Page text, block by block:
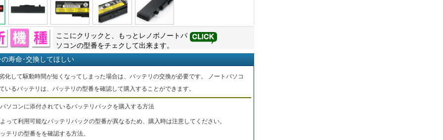
ここにクリックと、もっと レノボ ノートパ
ソコンの型番をチェクして出来ます。
寿命･交換してほしい
化して駆動時間が短くなってしまった場合は、バッテリの交換が必要です。 ノートパソコ
いるバッテリは、バッテリの型番を確認して購入することができます。
ソコンに添付されているバッテリパックを購入する方法
って利用可能なバッテリパックの型番が異なるため、購入時は注意してください。
テリの型番をを確認する方法。